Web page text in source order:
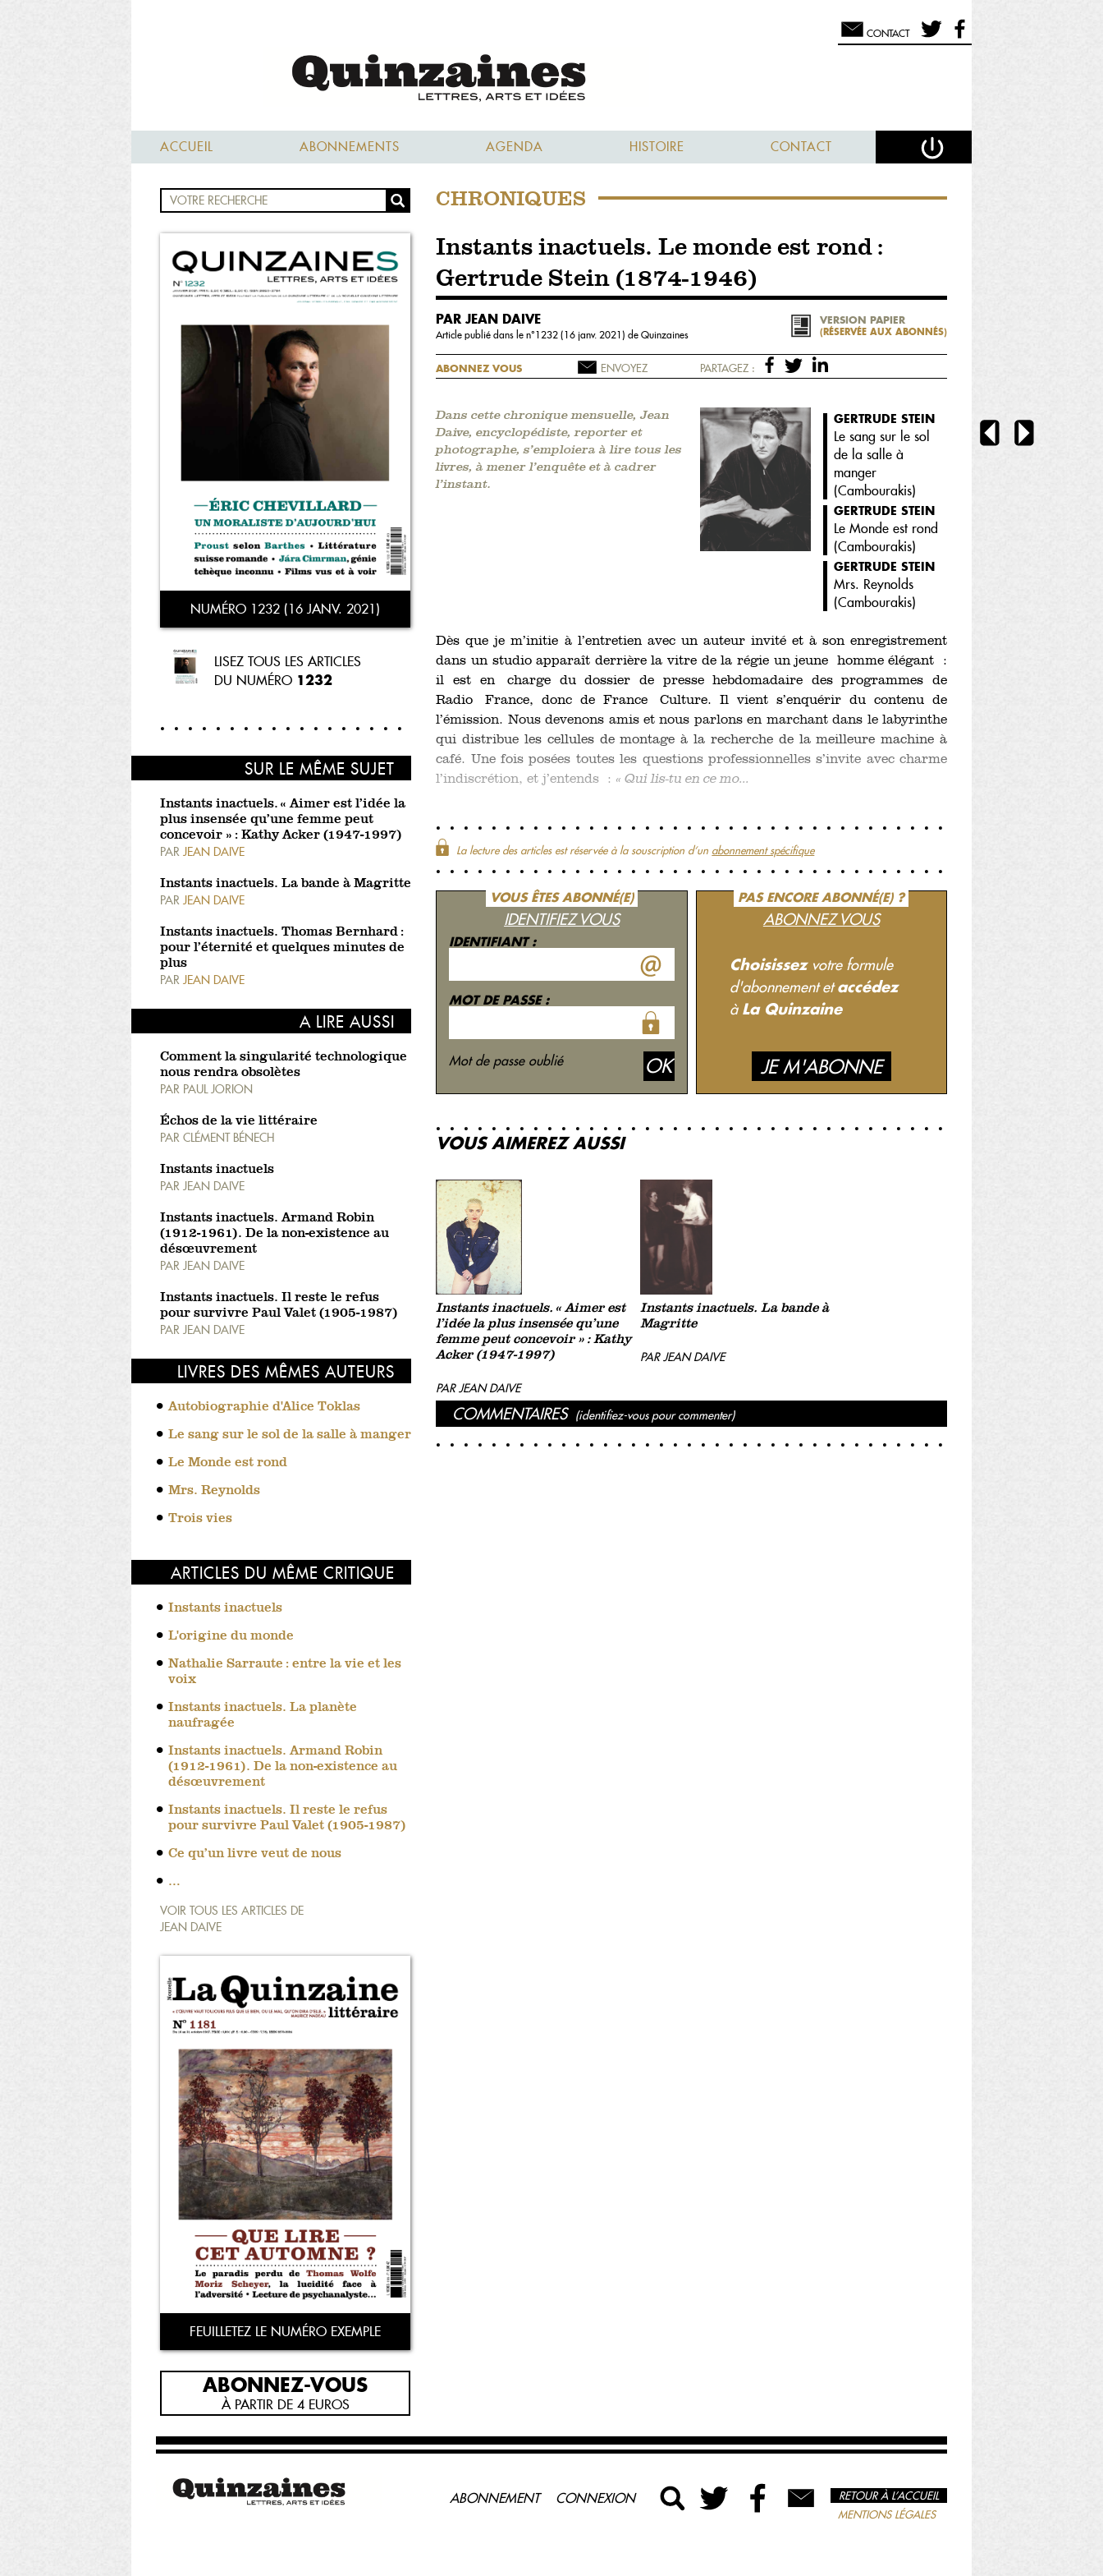
CONTACT
ACCUEIL ABONNEMENTS AGENDA HISTOIRE CONTACT
NUMÉRO 1232 (16 JANV. 2021)
LISEZ TOUS LES ARTICLES
DU NUMÉRO 1232
SUR LE MÊME SUJET
Instants inactuels. « Aimer est l’idée la
plus insensée qu’une femme peut
concevoir » : Kathy Acker (1947-1997)
PAR JEAN DAIVE
Instants inactuels. La bande à Magritte
PAR JEAN DAIVE
Instants inactuels. Thomas Bernhard :
pour l’éternité et quelques minutes de
plus
PAR JEAN DAIVE
A LIRE AUSSI
Comment la singularité technologique
nous rendra obsolètes
PAR PAUL JORION
Échos de la vie littéraire
PAR CLÉMENT BÉNECH
Instants inactuels
PAR JEAN DAIVE
Instants inactuels. Armand Robin
(1912-1961). De la non-existence au
désœuvrement
PAR JEAN DAIVE
Instants inactuels. Il reste le refus
pour survivre Paul Valet (1905-1987)
PAR JEAN DAIVE
LIVRES DES MÊMES AUTEURS
Autobiographie d'Alice Toklas
Le sang sur le sol de la salle à manger
Le Monde est rond
Mrs. Reynolds
Trois vies
ARTICLES DU MÊME CRITIQUE
Instants inactuels
L'origine du monde
Nathalie Sarraute : entre la vie et les
voix
Instants inactuels. La planète
naufragée
Instants inactuels. Armand Robin
(1912-1961). De la non-existence au
désœuvrement
Instants inactuels. Il reste le refus
pour survivre Paul Valet (1905-1987)
Ce qu’un livre veut de nous
…
VOIR TOUS LES ARTICLES DE
JEAN DAIVE
FEUILLETEZ LE NUMÉRO EXEMPLE
ABONNEZ-VOUS
À PARTIR DE 4 EUROS
CHRONIQUES
Instants inactuels. Le monde est rond :
Gertrude Stein (1874-1946)
PAR JEAN DAIVE
Article publié dans le n°1232 (16 janv. 2021)de Quinzaines
VERSION PAPIER
(RÉSERVÉE AUX ABONNÉS)
ABONNEZ VOUS ENVOYEZ PARTAGEZ :
Dans cette chronique mensuelle, Jean
Daive, encyclopédiste, reporter et
photographe, s’emploiera à lire tous les
livres, à mener l’enquête et à cadrer
l’instant.
GERTRUDE STEIN
Le sang sur le sol
de la salle à
manger
(Cambourakis)
GERTRUDE STEIN
Le Monde est rond
(Cambourakis)
GERTRUDE STEIN
Mrs. Reynolds
(Cambourakis)
Dès que je m’initie à l’entretien avec un auteur invité et à son enregistrement
dans un studio apparaît derrière la vitre de la régie un jeune homme élégant :
il est en charge du dossier de presse hebdomadaire des programmes de
Radio France, donc de France Culture. Il vient s’enquérir du contenu de
l’émission. Nous devenons amis et nous parlons en marchant dans le labyrinthe
qui distribue les cellules de montage à la recherche de la meilleure machine à
café. Une fois posées toutes les questions professionnelles s’invite avec charme
l’indiscrétion, et j’entends : « Qui lis-tu en ce mo...
La lecture des articles est réservée à la souscription d‘un abonnement spécifique
VOUS ÊTES ABONNÉ(E)
IDENTIFIEZ VOUS
IDENTIFIANT :
MOT DE PASSE :
Mot de passe oublié
PAS ENCORE ABONNÉ(E) ?
ABONNEZ VOUS
Choisissez votre formule
d'abonnement etaccédez
à La Quinzaine
JE M'ABONNE
VOUS AIMEREZ AUSSI
Instants inactuels. « Aimer est
l’idée la plus insensée qu’une
femme peut concevoir » : Kathy
Acker (1947-1997)
PAR JEAN DAIVE
Instants inactuels. La bande à
Magritte
PAR JEAN DAIVE
COMMENTAIRES (identifiez-vous pour commenter)
ABONNEMENT CONNEXION
RETOUR À L’ACCUEIL
MENTIONS LÉGALES